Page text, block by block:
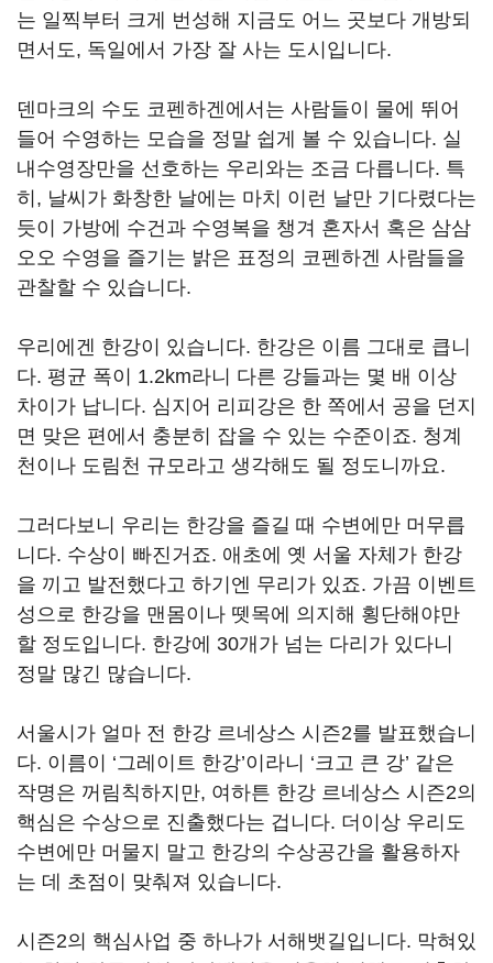
는 일찍부터 크게 번성해 지금도 어느 곳보다 개방되
면서도, 독일에서 가장 잘 사는 도시입니다.
덴마크의 수도 코펜하겐에서는 사람들이 물에 뛰어
들어 수영하는 모습을 정말 쉽게 볼 수 있습니다. 실
내수영장만을 선호하는 우리와는 조금 다릅니다. 특
히, 날씨가 화창한 날에는 마치 이런 날만 기다렸다는
듯이 가방에 수건과 수영복을 챙겨 혼자서 혹은 삼삼
오오 수영을 즐기는 밝은 표정의 코펜하겐 사람들을
관찰할 수 있습니다.
우리에겐 한강이 있습니다. 한강은 이름 그대로 큽니
다. 평균 폭이 1.2km라니 다른 강들과는 몇 배 이상
차이가 납니다. 심지어 리피강은 한 쪽에서 공을 던지
면 맞은 편에서 충분히 잡을 수 있는 수준이죠. 청계
천이나 도림천 규모라고 생각해도 될 정도니까요.
그러다보니 우리는 한강을 즐길 때 수변에만 머무릅
니다. 수상이 빠진거죠. 애초에 옛 서울 자체가 한강
을 끼고 발전했다고 하기엔 무리가 있죠. 가끔 이벤트
성으로 한강을 맨몸이나 뗏목에 의지해 횡단해야만
할 정도입니다. 한강에 30개가 넘는 다리가 있다니
정말 많긴 많습니다.
서울시가 얼마 전 한강 르네상스 시즌2를 발표했습니
다. 이름이 ‘그레이트 한강’이라니 ‘크고 큰 강’ 같은
작명은 꺼림칙하지만, 여하튼 한강 르네상스 시즌2의
핵심은 수상으로 진출했다는 겁니다. 더이상 우리도
수변에만 머물지 말고 한강의 수상공간을 활용하자
는 데 초점이 맞춰져 있습니다.
시즌2의 핵심사업 중 하나가 서해뱃길입니다. 막혀있